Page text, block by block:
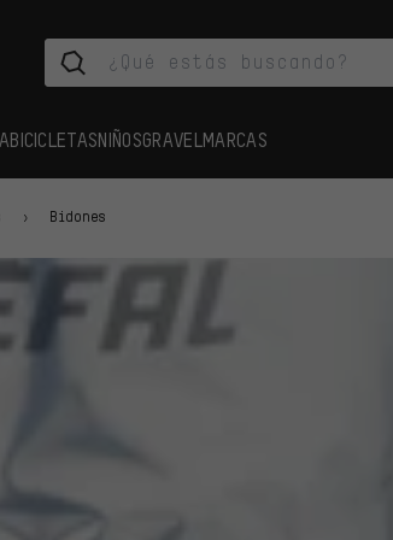
BICICLETASNIÑOSGRAVEL MARCAS
Bidones